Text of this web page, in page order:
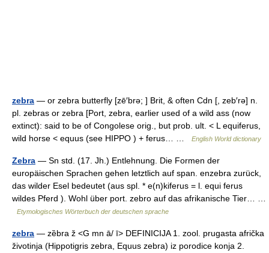
zebra — or zebra butterfly [zē′brə; ] Brit, & often Cdn [, zeb′rə] n.
pl. zebras or zebra [Port, zebra, earlier used of a wild ass (now
extinct): said to be of Congolese orig., but prob. ult. < L equiferus,
wild horse < equus (see HIPPO ) + ferus… …
English World dictionary
Zebra — Sn std. (17. Jh.) Entlehnung. Die Formen der
europäischen Sprachen gehen letztlich auf span. enzebra zurück,
das wilder Esel bedeutet (aus spl. * e(n)kiferus = l. equi ferus
wildes Pferd ). Wohl über port. zebro auf das afrikanische Tier… …
Etymologisches Wörterbuch der deutschen sprache
zebra — zȅbra ž <G mn ā/ ī> DEFINICIJA 1. zool. prugasta afrička
životinja (Hippotigris zebra, Equus zebra) iz porodice konja 2.